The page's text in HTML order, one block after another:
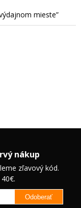
mieste
nákup
zľavový kód.
Odoberať